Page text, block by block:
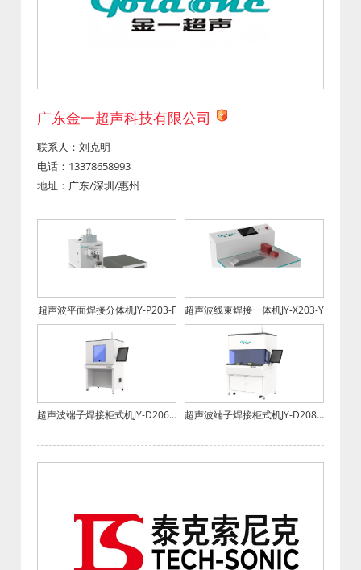
广东金一超声科技有限公司
联系人：刘克明
电话：13378658993
地址：广东/深圳/惠州
超声波平面焊接分体机JY-P203-F 超声波线束焊接一体机JY-X203-Y
超声波端子焊接柜式机JY-D206-G 超声波端子焊接柜式机JY-D208-G